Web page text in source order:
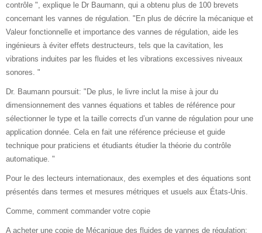
contrôle ", explique le Dr Baumann, qui a obtenu plus de 100 brevets
concernant les vannes de régulation. "En plus de décrire la mécanique et
Valeur fonctionnelle et importance des vannes de régulation, aide les
ingénieurs à éviter effets destructeurs, tels que la cavitation, les
vibrations induites par les fluides et les vibrations excessives niveaux
sonores. "
Dr. Baumann poursuit: "De plus, le livre inclut la mise à jour du
dimensionnement des vannes équations et tables de référence pour
sélectionner le type et la taille corrects d’un vanne de régulation pour une
application donnée. Cela en fait une référence précieuse et guide
technique pour praticiens et étudiants étudier la théorie du contrôle
automatique. "
Pour le des lecteurs internationaux, des exemples et des équations sont
présentés dans termes et mesures métriques et usuels aux États-Unis.
Comme, comment commander votre copie
A acheter une copie de Mécanique des fluides de vannes de régulation: